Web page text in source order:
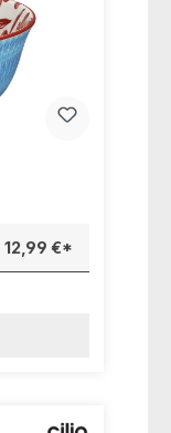
12,99 €*